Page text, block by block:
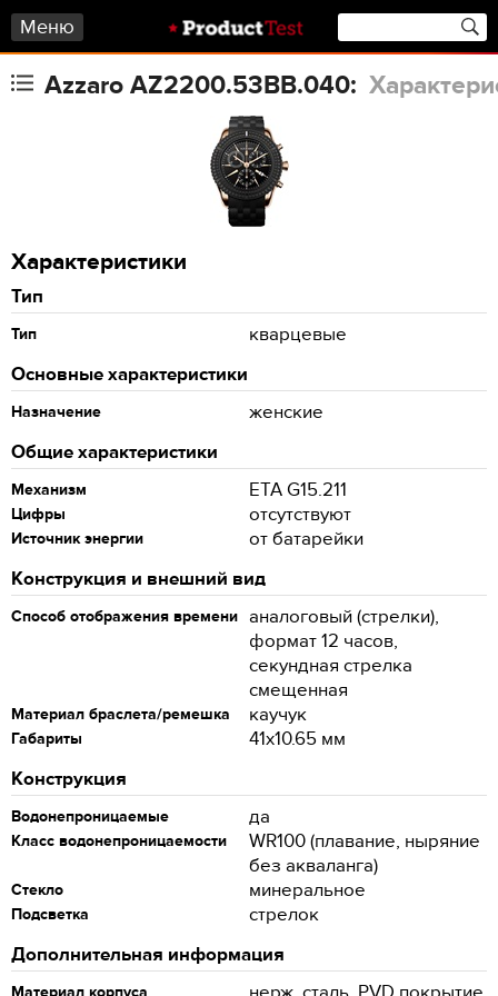
Меню
Azzaro AZ2200.53BB.040:
Характеристики
Тип
Тип
кварцевые
Основные характеристики
Назначение
женские
Общие характеристики
Механизм ETA G15.211
Цифры отсутствуют
Источник энергии
от батарейки
Конструкция и внешний вид
Способ отображения времени аналоговый (стрелки),
формат 12 часов,
секундная стрелка
смещенная
Материал браслета/ремешка каучук
Габариты
41x10.65 мм
Конструкция
Водонепроницаемые да
Класс водонепроницаемости
WR100 (плавание, ныряние
без акваланга)
Стекло минеральное
Подсветка
стрелок
Дополнительная информация
Материал корпуса